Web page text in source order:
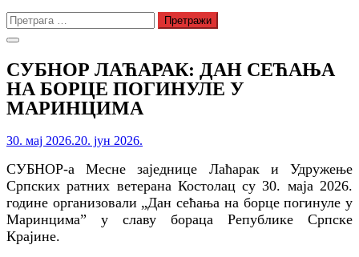
Претрага
за:
СУБНОР ЛАЋАРАК: ДАН СЕЋАЊА
НА БОРЦЕ ПОГИНУЛЕ У
МАРИНЦИМА
30. мај 2026.20. јун 2026.
СУБНОР-а Месне заједнице Лаћарак и Удружење
Српских ратних ветерана Костолац су 30. маја 2026.
године организовали „Дан сећања на борце погинуле у
Маринцима” у славу бораца Републике Српске
Крајине.